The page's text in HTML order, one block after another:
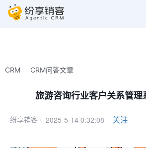
CRM CRM问答文章
旅游咨询行业客户关系管理
纷享销客 · 2025-5-14 0:32:08 关注